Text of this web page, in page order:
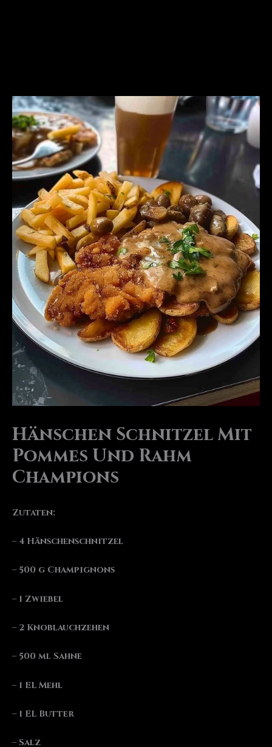
Hänschen Schnitzel Mit
Pommes Und Rahm
Champions
Zutaten:
– 4 Hänschenschnitzel
– 500 g Champignons
– 1 Zwiebel
– 2 Knoblauchzehen
– 500 ml Sahne
– 1 EL Mehl
– 1 EL Butter
– Salz